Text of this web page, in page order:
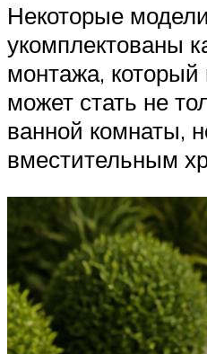
Некоторые
укомплектованы
монтажа, который
может стать не
ванной комнаты,
вместительным